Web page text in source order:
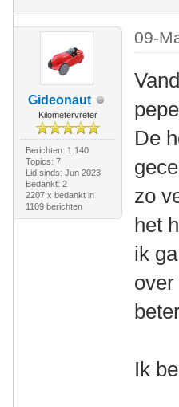
Gideonaut
Kilometervreter
Berichten: 1.140
Topics: 7
Lid sinds: Jun 2023
Bedankt: 2
2207 x bedankt in
1109 berichten
09-
De
zo
het
ik
Ik